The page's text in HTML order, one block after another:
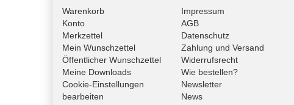
Warenkorb
Konto
Merkzettel
Mein Wunschzettel
Öffentlicher Wunschzettel
Meine Downloads
Cookie-Einstellungen
bearbeiten
Impressum
AGB
Datenschutz
Zahlung und Versand
Widerrufsrecht
Wie bestellen?
Newsletter
News